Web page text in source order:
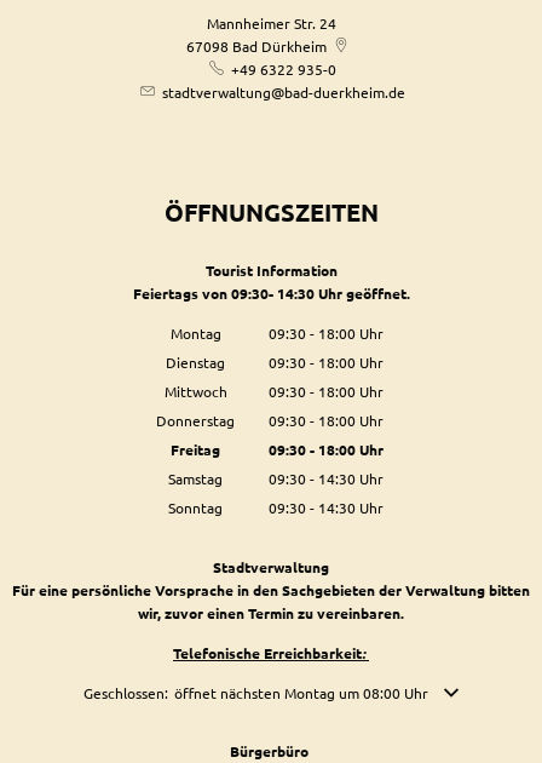
Mannheimer Str. 24
67098 Bad Dürkheim
+49 6322 935-0
stadtverwaltung@bad-duerkheim.de
ÖFFNUNGSZEITEN
Tourist Information
Feiertags von 09:30- 14:30 Uhr geöffnet.
Montag 09:30- 18:00Uhr
Von 09:30 bis 18:00 Uhr
Dienstag 09:30- 18:00Uhr
Von 09:30 bis 18:00 Uhr
Mittwoch 09:30- 18:00Uhr
Von 09:30 bis 18:00 Uhr
Donnerstag 09:30- 18:00Uhr
Von 09:30 bis 18:00 Uhr
Freitag 09:30- 18:00Uhr
Von 09:30 bis 18:00 Uhr
Samstag 09:30- 14:30Uhr
Von 09:30 bis 14:30 Uhr
Sonntag 09:30- 14:30Uhr
Stadtverwaltung
Für eine persönliche Vorsprache in den Sachgebieten der Verwaltung bitten
wir, zuvor einen Termin zu vereinbaren.
Telefonische Erreichbarkeit:
Klicken, um weitere Öffnungs- oder Schließzeiten auszublenden
Geschlossen: öffnet nächsten Montag um 08:00 Uhr
Bürgerbüro